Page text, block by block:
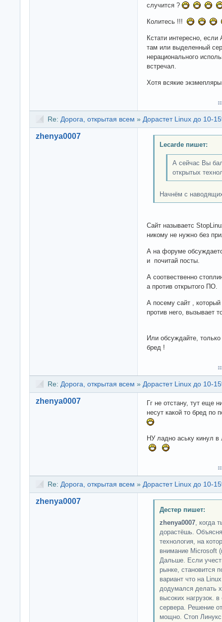
случится ?
Колитесь !!!
Кстати интересно,
там или выделенный
нерационального
встречал.
Хотя всякие
Re: Дорога, открытая всем » Дорастет Linux до 10-
zhenya0007
Lecarde пишет:
А сейчас Вы
открытых
Начнём с
Сайт называетс
никому не нужно без
А на форуме
и почитай посты.
А соотвественно
а против открытого ПО.
А посему сайт ,
против него, вызывает
Или обсуждайте,
бред !
Re: Дорога, открытая всем » Дорастет Linux до 10-
zhenya0007
Гг не отстану, тут еще
несут какой то бред по
НУ ладно аську кинул
Re: Дорога, открытая всем » Дорастет Linux до 10-
zhenya0007
Дестер пишет:
zhenya0007, когда
дорастёшь.
технология, на
внимание Microsoft
Дальше. Если
рынке, становится
вариант что на
додумался делать
высоких нагрузок.
сервера. Решение
мощно. Стоп Линукс